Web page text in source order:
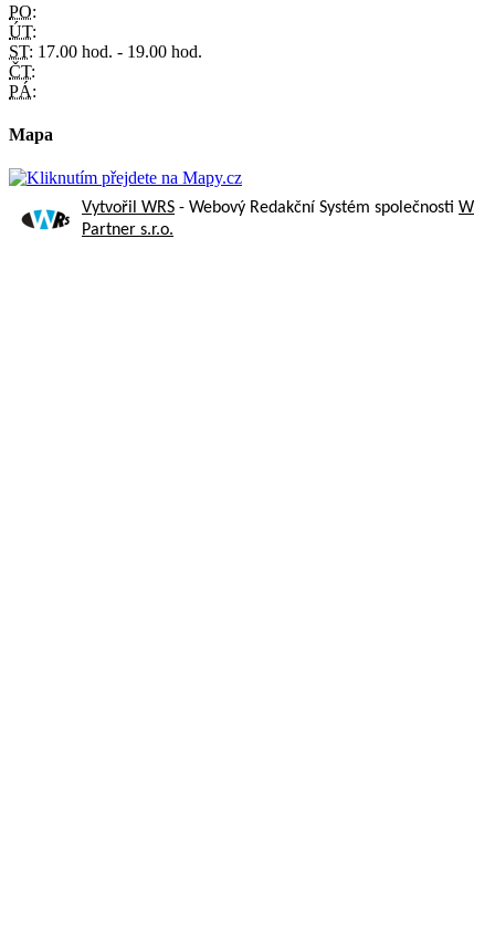
PO:
ÚT:
ST: 17.00 hod. - 19.00 hod.
ČT:
PÁ:
Mapa
Vytvořil WRS - Webový Redakční Systém společnosti W
Partner s.r.o.